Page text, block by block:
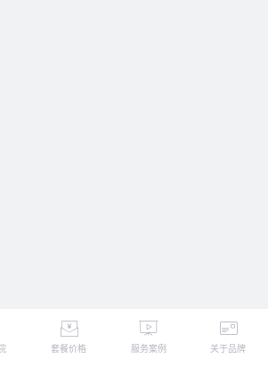
套餐价格 服务案例 关于品牌